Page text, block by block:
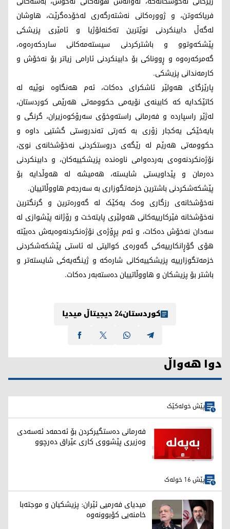
فریاکەوتن، و ژوورەکانی نەشتەرگەری لەخۆدەگرێت، هاوشان
لەگەڵ دابینکردنی نوێترین تەکنەلۆژیا و ئامێری پزیشکی
پێشکەوتوو و باشترکردنی سیستەمەکانی ساردکەرەوە،
گەمرکەرەوە و ڕووناکی بۆ دابینکردنی ئارامی زیاتر بۆ نەخۆش و
کارمەندانی پزیشکی.
پارێزگای هەولێر ئاشکرای دەکات، ئەم هەنگاوە نوێیە لە
کاتێکدایە کە کابینەی نۆیەمی حکوومەتی هەرێمی کوردستان،
لەژێر راسپاردە و فەرمانی راستەوخۆی سەرۆکوەزیران، گرنگی و
بایەخێکی یەکجار زۆری بە کەرتی تەندروستی گشتیی داوە و
حکوومەتی هەرێم لە رێگەی دروستکردنی نەخۆشخانەی نوێ،
نۆژەنکردنەوەی بەردەوامی ناوەندە پزیشکییەکان، و دابینکردنی
دەرمان و پێداویستی شایستە، هەمیشە لە هەوڵدایە بۆ
پێشکەشکردنی باشترین خزمەتگوزاری بە سەرجەم هاووڵاتییان.
نەخۆشخانەی رزگاری وەک یەکێک لە گەورەترین و گرنگترین
نەخۆشخانە فێرکارییەکانی هەولێری پایتەخت و رۆژانە پێشوازی لە
سەدان نەخۆش دەکات، و ئەم پڕۆژەی نۆژەنکردنەوەیەش دەبێتە
هۆی گۆڕانکارییەکی گەورەی کوالیتی لە ئاستی پێشكەشكردنی
خزمەتگوزارییە پزیشکییەکانی شارەكە و ژینگەیەکی شایستەتر و
باشتر بۆ پزیشکان و هاووڵاتییان دەستەبەر دەکات.
کوردستان24 دیجیتاڵ میدیا
دوا هەواڵ
پێش خولەکێک
فەرمانی دەستگیرکردن بۆ ئەحمەد ئەسەدی
وەزیری پێشووی کاری عێراق دەرچوو
پێش 16 خولەک
میدیای فەرمیی ئێران: پزیشکیان و موجتەبا
خامنەیی کۆبوونەوە